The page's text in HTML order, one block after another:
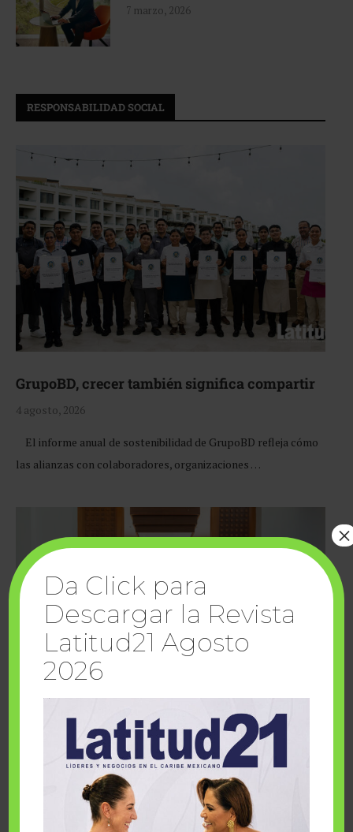
7 marzo, 2026
RESPONSABILIDAD SOCIAL
GrupoBD, crecer también significa compartir
4 agosto, 2026
El informe anual de sostenibilidad de GrupoBD refleja cómo
las alianzas con colaboradores, organizaciones …
Cuando la solidaridad inspira; cumplen
sueños Fairmont Mayakoba y Make-A-Wish
Da Click para
Descargar la Revista
Latitud21 Agosto
2026
×